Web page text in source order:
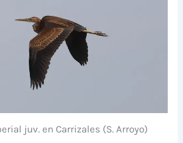
juv. en Carrizales (S. Arroyo)